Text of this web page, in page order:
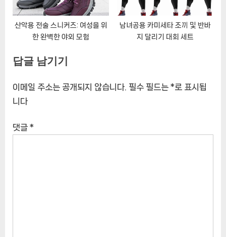
산악용 전술 스니커즈: 여성을 위
한 완벽한 야외 모험
남녀공용 카미세타 조끼 및 반바
지 달리기 대회 세트
답글 남기기
이메일 주소는 공개되지 않습니다. 필수 필드는 *로 표시됩
니다
댓글 *